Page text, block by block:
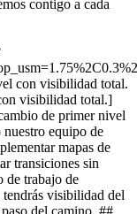
contigo a cada
con visibilidad total.
visibilidad total.]
de primer nivel
equipo de
mapas de
transiciones sin
trabajo de
visibilidad del
del camino. ##